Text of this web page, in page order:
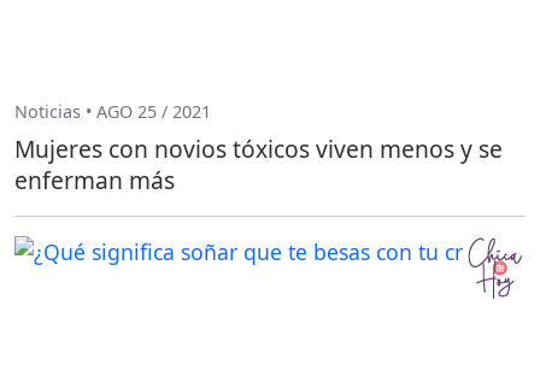
Noticias • AGO 25 / 2021
Mujeres con novios tóxicos viven menos y se
enferman más